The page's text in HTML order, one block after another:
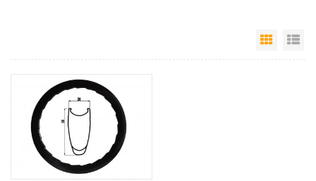
Vista